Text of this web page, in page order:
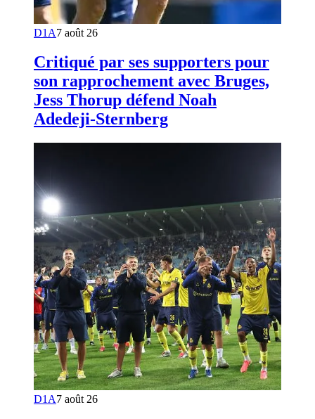
D1A7 août 26
Critiqué par ses supporters pour
son rapprochement avec Bruges,
Jess Thorup défend Noah
Adedeji-Sternberg
D1A7 août 26